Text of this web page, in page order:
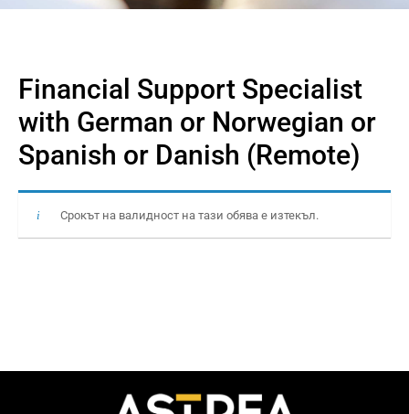
Financial Support Specialist
with German or Norwegian or
Spanish or Danish (Remote)
Срокът на валидност на тази обява е изтекъл.